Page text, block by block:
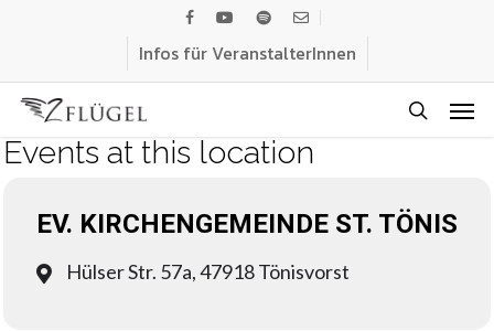
content
facebook
youtubespotifyemail
Infos für VeranstalterInnen
Events at this location
EV. KIRCHENGEMEINDE ST. TÖNIS
Hülser Str. 57a, 47918 Tönisvorst